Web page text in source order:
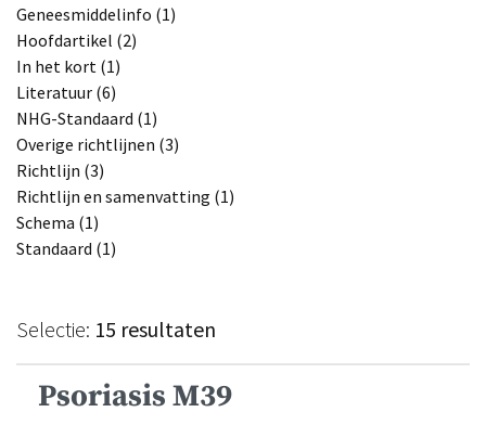
Geneesmiddelinfo (1)
Hoofdartikel (2)
In het kort (1)
Literatuur (6)
NHG-Standaard (1)
Overige richtlijnen (3)
Richtlijn (3)
Richtlijn en samenvatting (1)
Schema (1)
Standaard (1)
Selectie: 15 resultaten
Psoriasis M39